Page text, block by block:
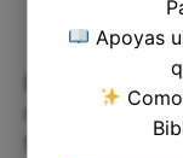
En resumen, el
nuestra
fortaleza y
Apoyas